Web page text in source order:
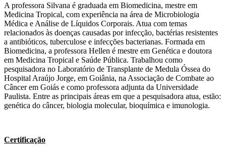
A professora Silvana é graduada em Biomedicina, mestre em
Medicina Tropical, com experiência na área de Microbiologia
Médica e Análise de Líquidos Corporais. Atua com temas
relacionados às doenças causadas por infecção, bactérias resistentes
a antibióticos, tuberculose e infecções bacterianas. Formada em
Biomedicina, a professora Hellen é mestre em Genética e doutora
em Medicina Tropical e Saúde Pública. Trabalhou como
pesquisadora no Laboratório de Transplante de Medula Óssea do
Hospital Araújo Jorge, em Goiânia, na Associação de Combate ao
Câncer em Goiás e como professora adjunta da Universidade
Paulista. Entre as principais áreas em que a pesquisadora atua, estão:
genética do câncer, biologia molecular, bioquímica e imunologia.
Certificação